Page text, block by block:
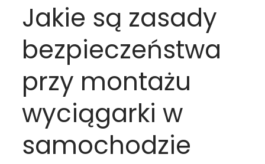
Jakie są zasady
bezpieczeństwa
przy montażu
wyciągarki w
samochodzie